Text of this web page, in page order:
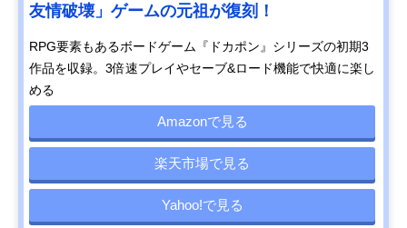
友情破壊」ゲームの元祖が復刻！
RPG要素もあるボードゲーム『ドカポン』シリーズの初期3
作品を収録。3倍速プレイやセーブ&ロード機能で快適に楽し
める
Amazonで見る
楽天市場で見る
Yahoo!で見る